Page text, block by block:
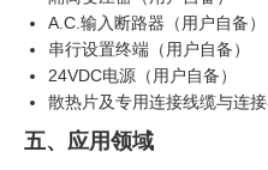
A.C.输入断路器（用户自备）
串行设置终端（用户自备）
24VDC电源（用户自备）
散热片及专用连接线缆与连
五、应用领域